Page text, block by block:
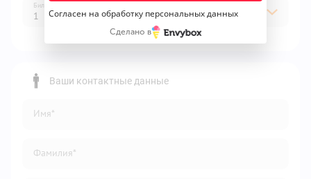
1
Билет
2
4
6
Ваши контактные данные
Имя*
Фамилия*
Согласен на обработку персональных данных
Сделано в